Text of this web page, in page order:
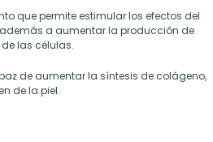
que permite estimular los efectos del
a aumentar la producción de
las células.
de aumentar la síntesis de colágeno,
de la piel.